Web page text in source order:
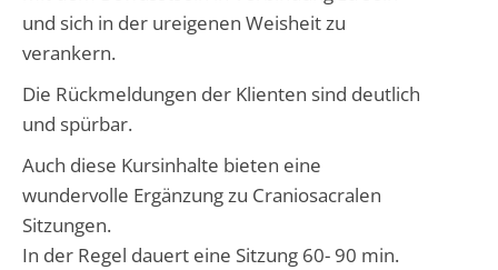
und sich in der ureigenen Weisheit zu
verankern.
Die Rückmeldungen der Klienten sind deutlich
und spürbar.
Auch diese Kursinhalte bieten eine
wundervolle Ergänzung zu Craniosacralen
Sitzungen.
In der Regel dauert eine Sitzung 60- 90 min.